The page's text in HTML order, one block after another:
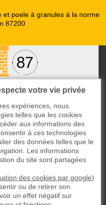
et poele à granules à la norme
87200
14 49
80
RÉSERVÉS
votre vie privée
expériences, nous
telles que les cookies
aux informations des
à ces technologies
des données telles que le
Les informations
du site sont partagées
des cookies par google)
ou de retirer son
un effet négatif sur